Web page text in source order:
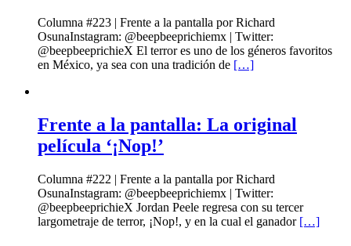
Columna #223 | Frente a la pantalla por Richard
OsunaInstagram: @beepbeeprichiemx | Twitter:
@beepbeeprichieX El terror es uno de los géneros favoritos
en México, ya sea con una tradición de […]
Frente a la pantalla: La original
película ‘¡Nop!’
Columna #222 | Frente a la pantalla por Richard
OsunaInstagram: @beepbeeprichiemx | Twitter:
@beepbeeprichieX Jordan Peele regresa con su tercer
largometraje de terror, ¡Nop!, y en la cual el ganador […]